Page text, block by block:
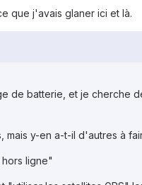
que j'avais glaner ici et là.
de batterie, et je cherche
mais y-en a-t-il d'autres à
ligne"